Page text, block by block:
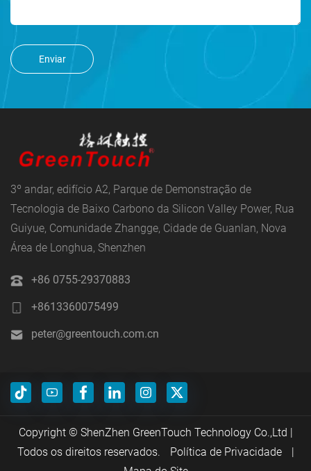
Enviar
3º andar, edifício A2, Parque de Demonstração de
Tecnologia de Baixo Carbono da Silicon Valley Power, Rua
Guiyue, Comunidade Zhangge, Cidade de Guanlan, Nova
Área de Longhua, Shenzhen
+86 0755-29370883
+8613360075499
peter@greentouch.com.cn
Copyright © ShenZhen GreenTouch Technology Co.,Ltd |
Todos os direitos reservados.
Política de Privacidade